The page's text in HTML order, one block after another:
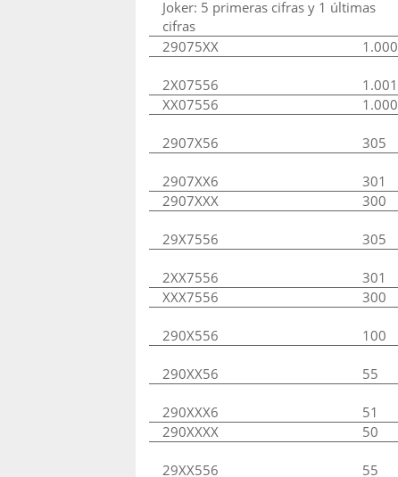
Joker: 5 primeras cifras y 1 últimas
cifras
29075XX
1.000
2X07556
1.001
XX07556
1.000
2907X56
305
2907XX6
301
2907XXX
300
29X7556
305
2XX7556
301
XXX7556
300
290X556
100
290XX56
55
290XXX6
51
290XXXX
50
29XX556
55